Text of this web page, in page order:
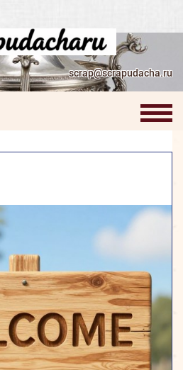
scrap@scrapudacha.ru